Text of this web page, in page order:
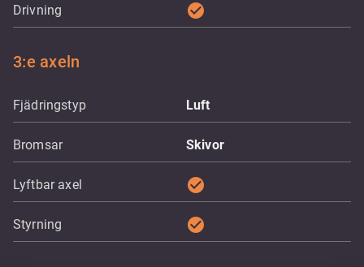
Drivning check_circle
3:e axeln
Fjädringstyp Luft
Bromsar Skivor
Lyftbar axel check_circle
Styrning check_circle